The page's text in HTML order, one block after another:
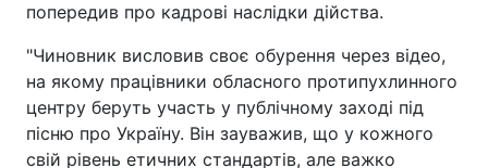
попередив про кадрові наслідки дійства.
"Чиновник висловив своє обурення через відео,
на якому працівники обласного протипухлинного
центру беруть участь у публічному заході під
пісню про Україну. Він зауважив, що у кожного
свій рівень етичних стандартів, але важко